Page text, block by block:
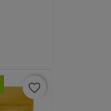
favorite_border